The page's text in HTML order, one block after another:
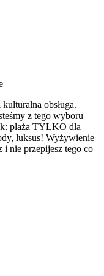
obsługa.
z tego wyboru
plaża TYLKO dla
luksus! Wyżywienie
i nie przepijesz tego co